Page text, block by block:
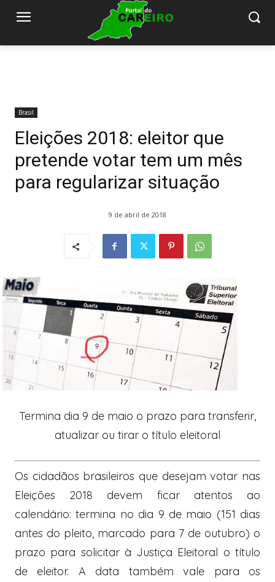
Brasil
Eleições 2018: eleitor que
pretende votar tem um mês
para regularizar situação
9 de abril de 2018
Termina dia 9 de maio o prazo para transferir,
atualizar ou tirar o título eleitoral
Os cidadãos brasileiros que desejam votar nas
Eleições 2018 devem ficar atentos ao
calendário: termina no dia 9 de maio (151 dias
antes do pleito, marcado para 7 de outubro) o
prazo para solicitar à Justiça Eleitoral o título
de eleitor. A data também vale para os